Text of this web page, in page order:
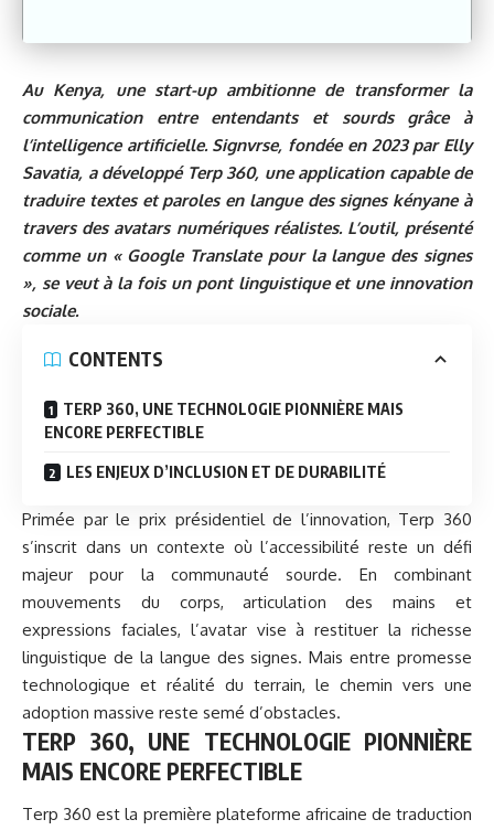
Au Kenya, une start-up ambitionne de transformer la
communication entre entendants et sourds grâce à
l’intelligence artificielle. Signvrse, fondée en 2023 par Elly
Savatia, a développé Terp 360, une application capable de
traduire textes et paroles en langue des signes kényane à
travers des avatars numériques réalistes. L’outil, présenté
comme un « Google Translate pour la langue des signes
», se veut à la fois un pont linguistique et une innovation
sociale.
CONTENTS
TERP 360, UNE TECHNOLOGIE PIONNIÈRE MAIS
ENCORE PERFECTIBLE
LES ENJEUX D’INCLUSION ET DE DURABILITÉ
Primée par le prix présidentiel de l’innovation, Terp 360
s’inscrit dans un contexte où l’accessibilité reste un défi
majeur pour la communauté sourde. En combinant
mouvements du corps, articulation des mains et
expressions faciales, l’avatar vise à restituer la richesse
linguistique de la langue des signes. Mais entre promesse
technologique et réalité du terrain, le chemin vers une
adoption massive reste semé d’obstacles.
TERP 360, UNE TECHNOLOGIE PIONNIÈRE
MAIS ENCORE PERFECTIBLE
Terp 360 est la première plateforme africaine de traduction